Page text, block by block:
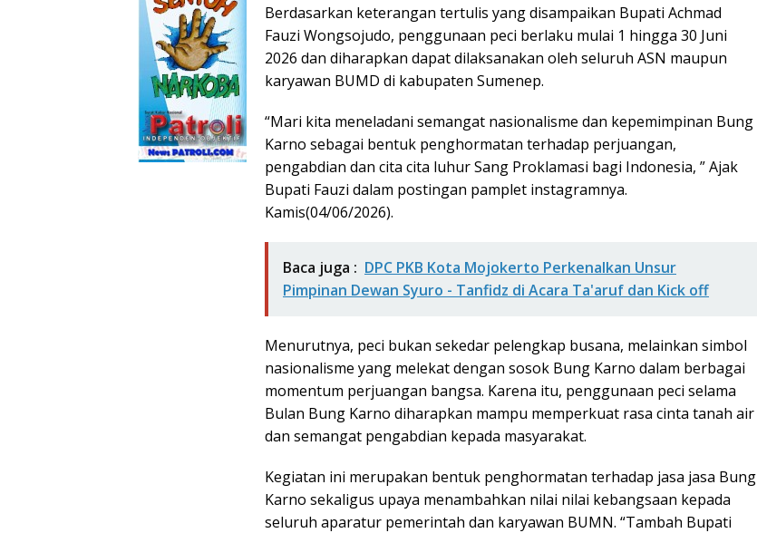
Berdasarkan keterangan tertulis yang disampaikan Bupati Achmad
Fauzi Wongsojudo, penggunaan peci berlaku mulai 1 hingga 30 Juni
2026 dan diharapkan dapat dilaksanakan oleh seluruh ASN maupun
karyawan BUMD di kabupaten Sumenep.
“Mari kita meneladani semangat nasionalisme dan kepemimpinan Bung
Karno sebagai bentuk penghormatan terhadap perjuangan,
pengabdian dan cita cita luhur Sang Proklamasi bagi Indonesia, ” Ajak
Bupati Fauzi dalam postingan pamplet instagramnya.
Kamis(04/06/2026).
Baca juga : DPC PKB Kota Mojokerto Perkenalkan Unsur
Pimpinan Dewan Syuro - Tanfidz di Acara Ta'aruf dan Kick off
Menurutnya, peci bukan sekedar pelengkap busana, melainkan simbol
nasionalisme yang melekat dengan sosok Bung Karno dalam berbagai
momentum perjuangan bangsa. Karena itu, penggunaan peci selama
Bulan Bung Karno diharapkan mampu memperkuat rasa cinta tanah air
dan semangat pengabdian kepada masyarakat.
Kegiatan ini merupakan bentuk penghormatan terhadap jasa jasa Bung
Karno sekaligus upaya menambahkan nilai nilai kebangsaan kepada
seluruh aparatur pemerintah dan karyawan BUMN. “Tambah Bupati